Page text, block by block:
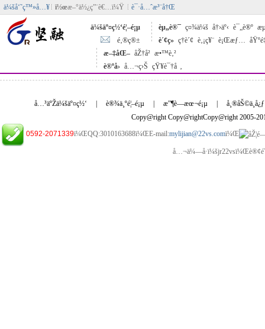
ä¼šå‘˜ç™»å…¥ ï½œæ–°ä½¿ç”¨è€…ï¼Ÿ è¯·å…ˆæ³¨å†Œ
ä¼šäº¤ç½‘é¦–é¡µ
é‚®ç®±
èµ„è®¯ ç¤¾ä¼š å†›äº‹ è¯„è®º
è´¢ç» ç†è´¢ è‚¡ç¥¨ è¡Œæƒ…
æ–‡åŒ– åŽ†å² æ•™è‚²
è®ºå› å…¬ç›Š çŸ¥è¯†å ‚
å…³äºŽä¼šäº¤ç½‘ è®¾ä¸ºé¦–é¡µ æ”¶è—æœ¬é¡µ
å¸®åŠ©ä¸­å¿ƒ
Copy@right Copy@rightCopy@right 2005-
0592-2071339ï¼ŒQQ:3010163688ï¼ŒE-mail:mylijian@22vs.comï¼Œ